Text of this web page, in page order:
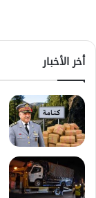
أخر الأخبار